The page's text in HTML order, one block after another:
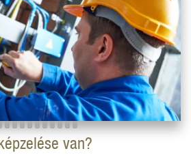
van?